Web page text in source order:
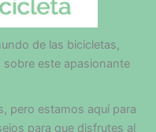
de las bicicletas,
este apasionante
pero estamos aquí para
para que disfrutes al